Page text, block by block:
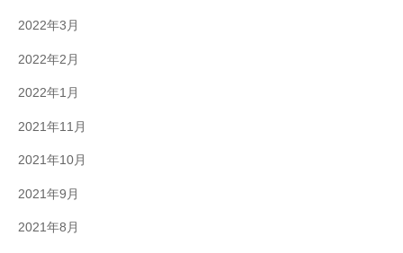
2022年3月
2022年2月
2022年1月
2021年11月
2021年10月
2021年9月
2021年8月